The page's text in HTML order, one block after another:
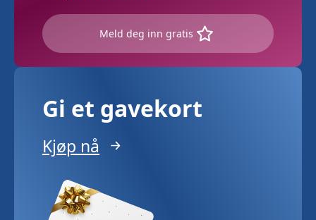
Meld deg inn gratis
Gi et gavekort
Kjøp nå